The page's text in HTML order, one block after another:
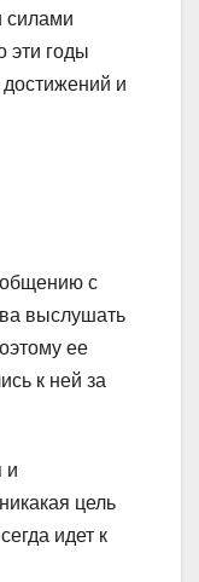
силами
эти годы
и
общению с
выслушать
ее
к ней за
и
цель
идет к